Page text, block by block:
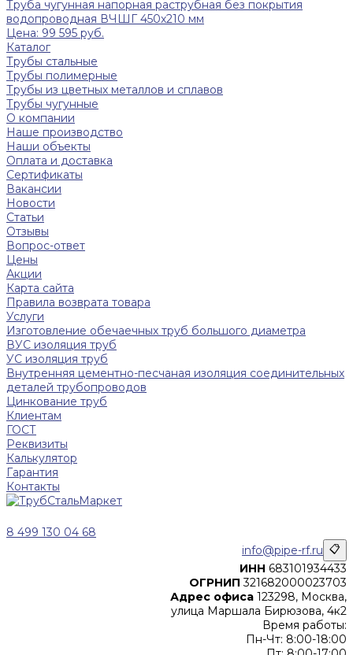
Труба чугунная напорная раструбная без покрытия
водопроводная ВЧШГ 450х210 мм
Цена: 99 595 руб.
Каталог
Трубы стальные
Трубы полимерные
Трубы из цветных металлов и сплавов
Трубы чугунные
О компании
Наше производство
Наши объекты
Оплата и доставка
Сертификаты
Вакансии
Новости
Статьи
Отзывы
Вопрос-ответ
Цены
Акции
Карта сайта
Правила возврата товара
Услуги
Изготовление обечаечных труб большого диаметра
ВУС изоляция труб
УС изоляция труб
Внутренняя цементно-песчаная изоляция соединительных
деталей трубопроводов
Цинкование труб
Клиентам
ГОСТ
Реквизиты
Калькулятор
Гарантия
Контакты
8 499 130 04 68
info@pipe-rf.ru 📋
ИНН 683101934433
ОГРНИП 321682000023703
Адрес офиса 123298, Москва,
улица Маршала Бирюзова, 4к2
Время работы:
Пн-Чт: 8:00-18:00